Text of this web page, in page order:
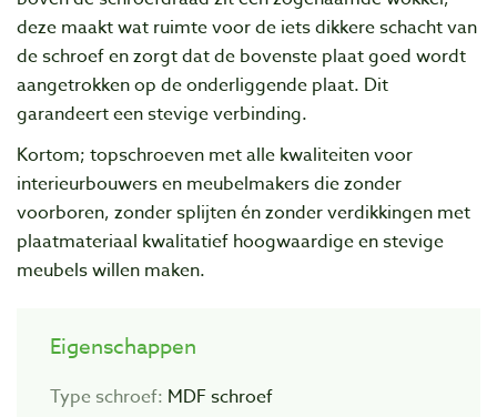
deze maakt wat ruimte voor de iets dikkere schacht van
de schroef en zorgt dat de bovenste plaat goed wordt
aangetrokken op de onderliggende plaat. Dit
garandeert een stevige verbinding.
Kortom; topschroeven met alle kwaliteiten voor
interieurbouwers en meubelmakers die zonder
voorboren, zonder splijten én zonder verdikkingen met
plaatmateriaal kwalitatief hoogwaardige en stevige
meubels willen maken.
Eigenschappen
Type schroef: MDF schroef